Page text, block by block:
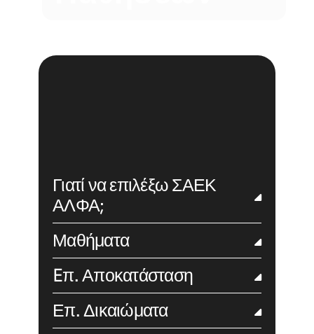
Γιατί να επιλέξω ΣΑΕΚ
ΑΛΦΑ;
Μαθήματα
Eπ. Αποκατάσταση
Επ. Δικαιώματα